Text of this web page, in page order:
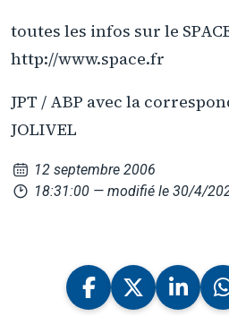
toutes les infos sur le
http://www.space.fr
JPT / ABP avec la
JOLIVEL
12 septembre 2006
18:31:00 — modifié le 30/4/